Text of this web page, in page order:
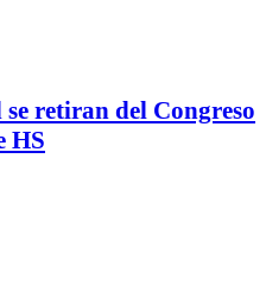
retiran del Congreso
HS